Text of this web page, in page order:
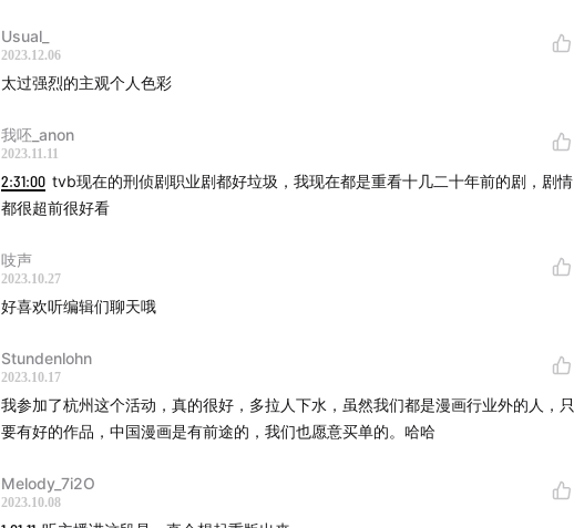
Usual_
2023.12.06
太过强烈的主观个人色彩
我呸_anon
2023.11.11
2:31:00 tvb现在的刑侦剧职业剧都好垃圾，我现在都是重看十几二十年前的剧，剧情
都很超前很好看
吱声
2023.10.27
好喜欢听编辑们聊天哦
Stundenlohn
2023.10.17
我参加了杭州这个活动，真的很好，多拉人下水，虽然我们都是漫画行业外的人，只
要有好的作品，中国漫画是有前途的，我们也愿意买单的。哈哈
Melody_7i2O
2023.10.08